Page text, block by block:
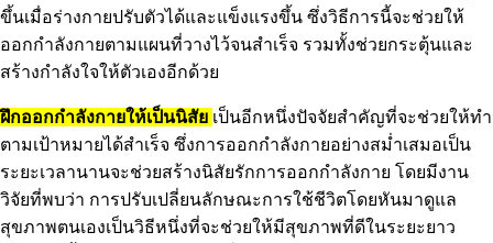
ขึ้นเมื่อร่างกายปรับตัวได้และแข็งแรงขึ้น ซึ่งวิธีการนี้จะช่วยให้
ออกกำลังกายตามแผนที่วางไว้จนสำเร็จ รวมทั้งช่วยกระตุ้นและ
สร้างกำลังใจให้ตัวเองอีกด้วย
ฝึกออกกำลังกายให้เป็นนิสัย เป็นอีกหนึ่งปัจจัยสำคัญที่จะช่วยให้ทำ
ตามเป้าหมายได้สำเร็จ ซึ่งการออกกำลังกายอย่างสม่ำเสมอเป็น
ระยะเวลานานจะช่วยสร้างนิสัยรักการออกกำลังกาย โดยมีงาน
วิจัยที่พบว่า การปรับเปลี่ยนลักษณะการใช้ชีวิตโดยหันมาดูแล
สุขภาพตนเองเป็นวิธีหนึ่งที่จะช่วยให้มีสุขภาพที่ดีในระยะยาว